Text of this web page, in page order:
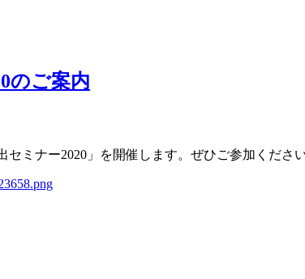
のご案内
ミナー2020」を開催します。ぜひご参加ください